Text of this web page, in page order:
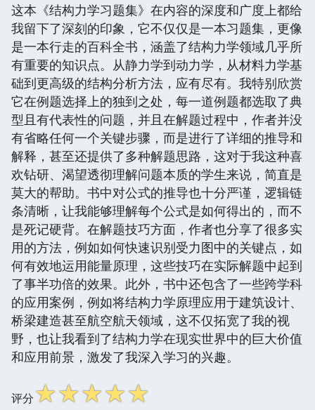
这本《结构力学习题集》在内容的深度和广度上都给
我留下了深刻的印象，它不仅仅是一本习题集，更像
是一本行走的百科全书，涵盖了结构力学领域几乎所
有重要的知识点。从静力学到动力学，从材料力学基
础到更高级的结构分析方法，应有尽有。我特别欣赏
它在例题选择上的独到之处，每一道例题都选取了典
型且有代表性的问题，并且在解题过程中，作者并没
有省略任何一个关键步骤，而是进行了详细的推导和
解释，甚至还提供了多种解题思路，这对于我这种喜
欢钻研、渴望透彻理解问题本质的学生来说，简直是
莫大的帮助。书中对公式的推导也十分严谨，逻辑链
条清晰，让我能够理解每个公式是如何得出的，而不
是死记硬背。在解题技巧方面，作者也分享了很多实
用的方法，例如如何快速识别受力图中的关键点，如
何有效地运用能量原理，这些技巧在实际解题中起到
了事半功倍的效果。此外，书中还包含了一些跨学科
的应用案例，例如将结构力学原理应用于建筑设计、
桥梁建造甚至航空航天领域，这不仅拓宽了我的视
野，也让我看到了结构力学在现实世界中的巨大价值
和应用前景，激发了我深入学习的兴趣。
评分☆☆☆☆☆